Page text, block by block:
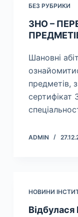
БЕЗ РУБРИКИ
ЗНО –
Шановні
предметів,
сертифікат
ADMIN
НОВИНИ
Відбулася